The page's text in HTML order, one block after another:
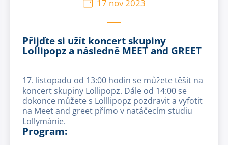
17 nov 2023
Přijďte si užít koncert skupiny
Lollipopz a následně MEET and GREET
17. listopadu od 13:00 hodin se můžete těšit na
koncert skupiny Lollipopz. Dále od 14:00 se
dokonce můžete s Lolllipopz pozdravit a vyfotit
na Meet and greet přímo v natáčecím studiu
Lollymánie.
Program: